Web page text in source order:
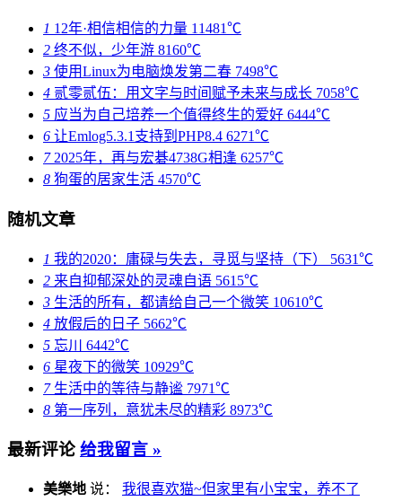
1 12年·相信相信的力量 11481℃
2 终不似，少年游 8160℃
3 使用Linux为电脑焕发第二春 7498℃
4 贰零贰伍：用文字与时间赋予未来与成长 7058℃
5 应当为自己培养一个值得终生的爱好 6444℃
6 让Emlog5.3.1支持到PHP8.4 6271℃
72025年，再与宏碁4738G相逢 6257℃
8 狗蛋的居家生活 4570℃
随机文章
1 我的2020：庸碌与失去，寻觅与坚持（下） 5631℃
2 来自抑郁深处的灵魂自语 5615℃
3 生活的所有，都请给自己一个微笑 10610℃
4 放假后的日子 5662℃
5 忘川 6442℃
6 星夜下的微笑 10929℃
7生活中的等待与静谧 7971℃
8 第一序列，意犹未尽的精彩 8973℃
最新评论 给我留言 »
美樂地 说： 我很喜欢猫~但家里有小宝宝，养不了